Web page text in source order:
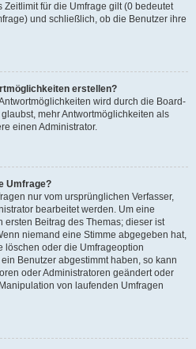
für die Umfrage gilt (0 bedeutet
und schließlich, ob die Benutzer ihre
erstellen?
wird durch die Board-
mehr Antwortmöglichkeiten als
einen Administrator.
Umfrage?
nur vom ursprünglichen Verfasser,
bearbeitet werden. Um eine
Beitrag des Themas; dieser ist
niemand eine Stimme abgegeben hat,
löschen oder die Umfrageoption
Benutzer abgestimmt haben, so kann
oder Administratoren geändert oder
von laufenden Umfragen